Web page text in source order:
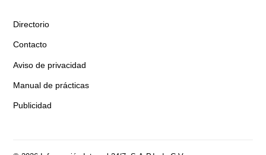
Directorio
Contacto
Aviso de privacidad
Manual de prácticas
Publicidad